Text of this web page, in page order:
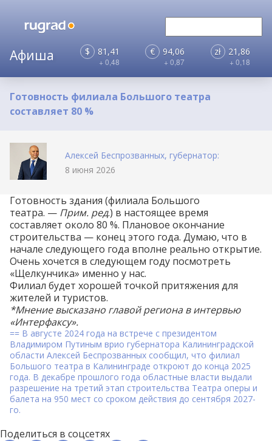
$ 81,41
+ 0,48
€ 94,06
+ 0,87
zł 21,86
+ 0,18
Готовность филиала Большого театра
составляет 80 %
Алексей Беспрозванных, губернатор:
8 июня 2026
Готовность здания (филиала Большого
театра. — Прим. ред.) в настоящее время
составляет около 80 %. Плановое окончание
строительства — конец этого года. Думаю, что в
начале следующего года вполне реально открытие.
Очень хочется в следующем году посмотреть
«Щелкунчика» именно у нас.
Филиал будет хорошей точкой притяжения для
жителей и туристов.
*Мнение высказано главой региона винтервью
«Интерфаксу».
== В августе 2024 года на встрече с президентом
Владимиром Путиным врио губернатора Калининградской
области Алексей Беспрозванных сообщил, что филиал
Большого театра в Калининграде откроют до конца 2025
года. В декабре прошлого года областные власти выдали
разрешение на третий этап строительства Театра оперы и
балета на 950 мест со сроком действия до сентября 2027-
го.
Поделиться в соцсетях